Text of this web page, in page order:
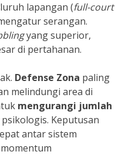
lapangan (full-court
serangan.
yang superior,
di pertahanan.
Defense Zona paling
melindungi area di
mengurangi jumlah
Keputusan
antar sistem